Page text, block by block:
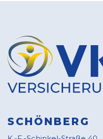
SCHÖNBERG